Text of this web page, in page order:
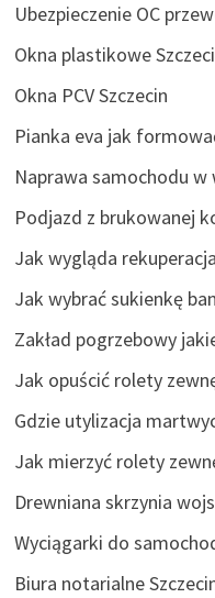
Ubezpieczenie OC
Okna plastikowe
Okna PCV Szczecin
Pianka eva jak
Naprawa samochodu
Podjazd z brukowanej
Jak wygląda
Jak wybrać sukienkę
Zakład pogrzebowy
Jak opuścić rolety
Gdzie utylizacja
Jak mierzyć rolety
Drewniana skrzynia
Wyciągarki do
Biura notarialne